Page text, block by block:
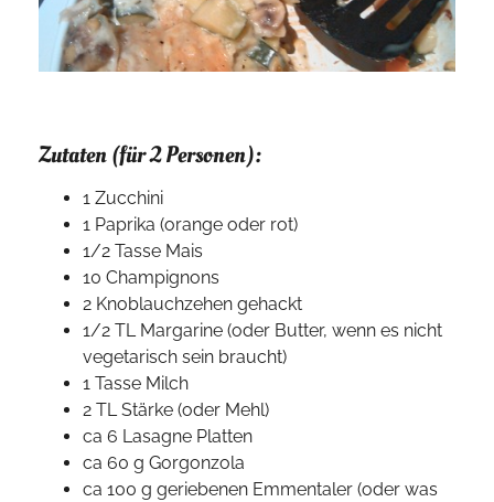
Zutaten (für 2 Personen):
1 Zucchini
1 Paprika (orange oder rot)
1/2 Tasse Mais
10 Champignons
2 Knoblauchzehen gehackt
1/2 TL Margarine (oder Butter, wenn es nicht
vegetarisch sein braucht)
1 Tasse Milch
2 TL Stärke (oder Mehl)
ca 6 Lasagne Platten
ca 60 g Gorgonzola
ca 100 g geriebenen Emmentaler (oder was